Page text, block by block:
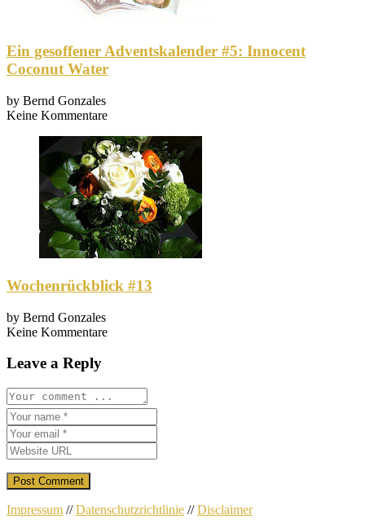
Ein gesoffener Adventskalender #5: Innocent
Coconut Water
by Bernd Gonzales
Keine Kommentare
Wochenrückblick #13
by Bernd Gonzales
Keine Kommentare
Leave a Reply
Impressum //Datenschutzrichtlinie //Disclaimer